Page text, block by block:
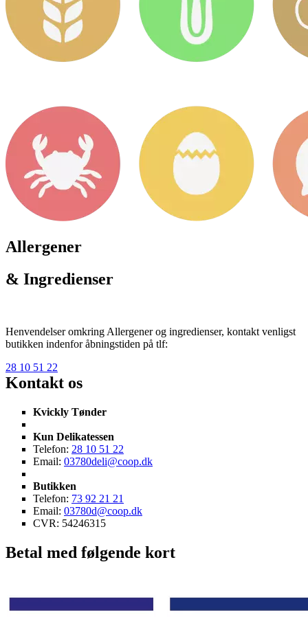
Allergener
& Ingredienser
Henvendelser omkring Allergener og ingredienser, kontakt venligst
butikken indenfor åbningstiden på tlf:
28 10 51 22
Kontakt os
Kvickly Tønder
Kun Delikatessen
Telefon: 28 10 51 22
Email: 03780deli@coop.dk
Butikken
Telefon: 73 92 21 21
Email: 03780d@coop.dk
CVR: 54246315
Betal med følgende kort